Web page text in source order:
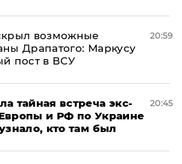
возможные
Драпатого: Маркусу
пост в ВСУ
20:59
тайная встреча экс-
и РФ по Украине
кто там был
20:45